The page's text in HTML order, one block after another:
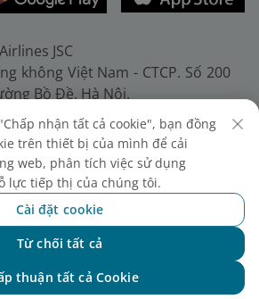
JSC
không Việt Nam - CTCP. Số 200
Bồ Đề, Hà Nội.
24) 38272289. Fax: (+84-24)
đăng ký doanh nghiệp, mã số
đăng ký lần đầu ngày
ký thay đổi lần thứ 10 ngày
Sở Tài chính Thành phố Hà Nội.
nhận tất cả cookie", bạn đồng
trên thiết bị của mình để cải
web, phân tích việc sử dụng
lực tiếp thị của chúng tôi.
Cài đặt cookie
Từ chối tất cả
thuận tất cả Cookie